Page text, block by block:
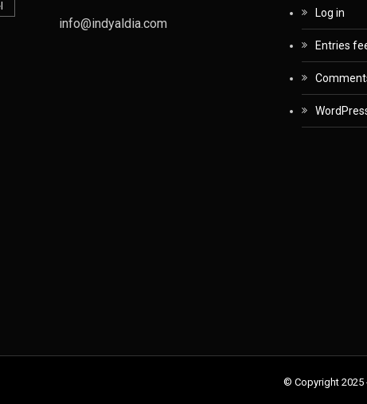
info@indyaldia.com
Log in
Entries
© Copyright 2025